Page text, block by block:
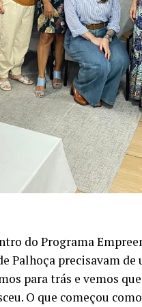
do Programa
Palhoça precisavam
para trás e vemos
O que começou